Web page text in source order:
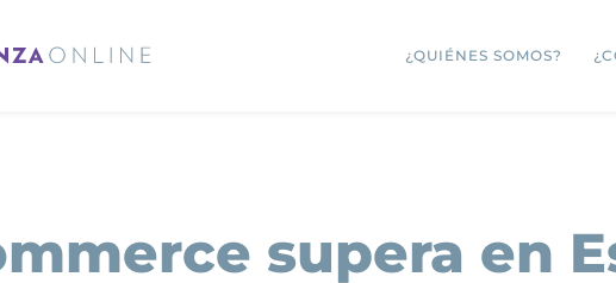
¿QUIÉNES SOMOS?
supera en